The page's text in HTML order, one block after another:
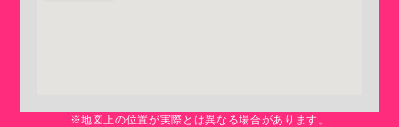
※地図上の位置が実際とは異なる場合があります。